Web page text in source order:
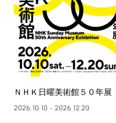
ＮＨＫ日曜美術館５０年展
2026.10.10 – 2026.12.20